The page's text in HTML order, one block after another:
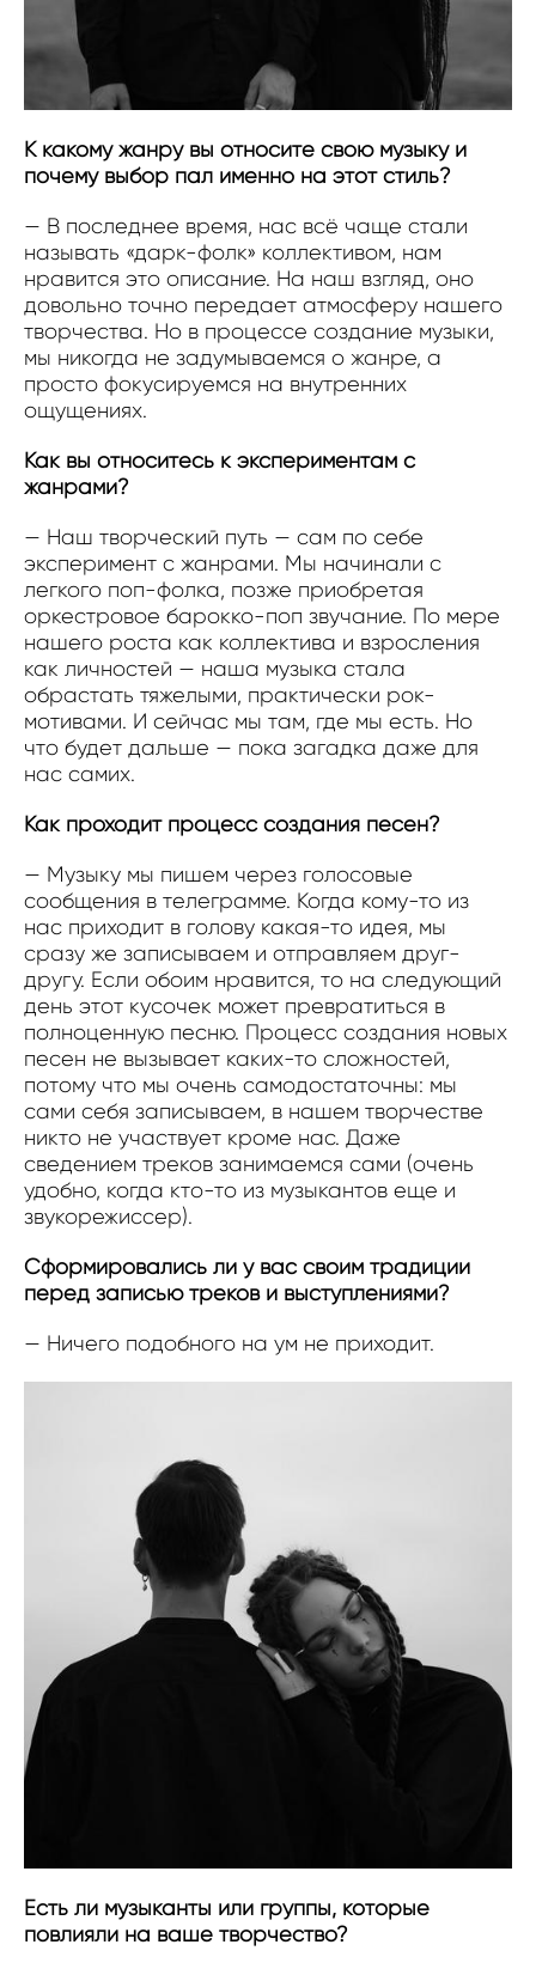
К какому жанру вы относите свою музыку и
почему выбор пал именно на этот стиль?
— В последнее время, нас всё чаще стали
называть «дарк-фолк» коллективом, нам
нравится это описание. На наш взгляд, оно
довольно точно передает атмосферу нашего
творчества. Но в процессе создание музыки,
мы никогда не задумываемся о жанре, а
просто фокусируемся на внутренних
ощущениях.
Как вы относитесь к экспериментам с
жанрами?
— Наш творческий путь — сам по себе
эксперимент с жанрами. Мы начинали с
легкого поп-фолка, позже приобретая
оркестровое барокко-поп звучание. По мере
нашего роста как коллектива и взросления
как личностей — наша музыка стала
обрастать тяжелыми, практически рок-
мотивами. И сейчас мы там, где мы есть. Но
что будет дальше — пока загадка даже для
нас самих.
Как проходит процесс создания песен?
— Музыку мы пишем через голосовые
сообщения в телеграмме. Когда кому-то из
нас приходит в голову какая-то идея, мы
сразу же записываем и отправляем друг-
другу. Если обоим нравится, то на следующий
день этот кусочек может превратиться в
полноценную песню. Процесс создания новых
песен не вызывает каких-то сложностей,
потому что мы очень самодостаточны: мы
сами себя записываем, в нашем творчестве
никто не участвует кроме нас. Даже
сведением треков занимаемся сами (очень
удобно, когда кто-то из музыкантов еще и
звукорежиссер).
Сформировались ли у вас своим традиции
перед записью треков и выступлениями?
— Ничего подобного на ум не приходит.
Есть ли музыканты или группы, которые
повлияли на ваше творчество?